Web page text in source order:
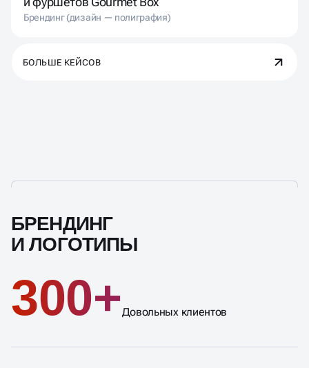
Брендинг (дизайн — полиграфия)
БОЛЬШЕ КЕЙСОВ
БРЕНДИНГ
И ЛОГОТИПЫ
300+Довольных клиентов